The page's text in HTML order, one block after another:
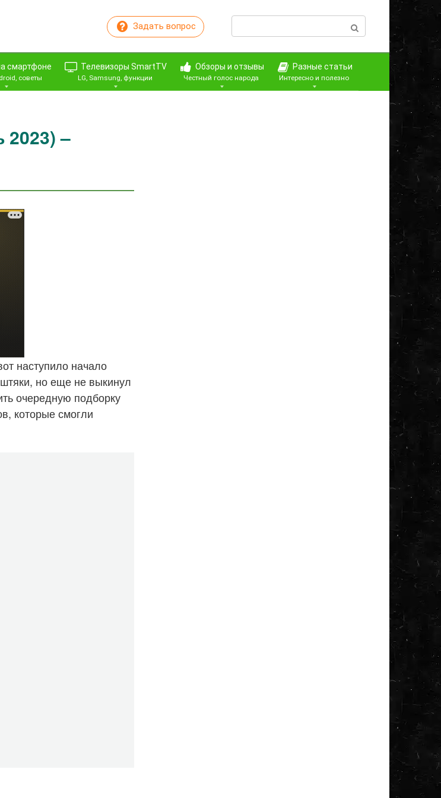
Задать вопрос Поиск:
смартфоне
советы
Телевизоры SmartTV
LG, Samsung, функции
Обзоры и отзывы
Честный голос народа
Разные статьи
Интересно и полезно
–
наступило начало
но еще не выкинул
очередную подборку
которые смогли